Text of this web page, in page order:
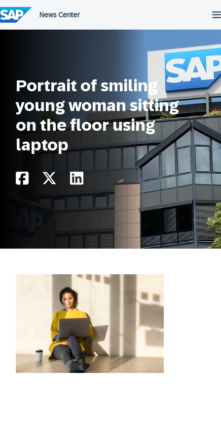
do
treści
Portrait of smiling
young woman sitting
on the floor using
laptop